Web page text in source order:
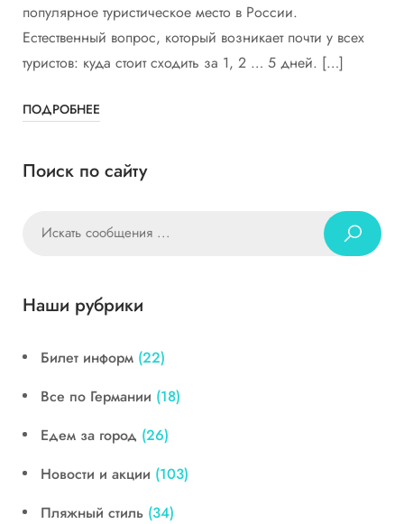
популярное туристическое место в России.
Естественный вопрос, который возникает почти у всех
туристов: куда стоит сходить за 1, 2 … 5 дней. […]
ПОДРОБНЕЕ
Поиск по сайту
Наши рубрики
Билет информ (22)
Все по Германии (18)
Едем за город (26)
Новости и акции (103)
Пляжный стиль (34)